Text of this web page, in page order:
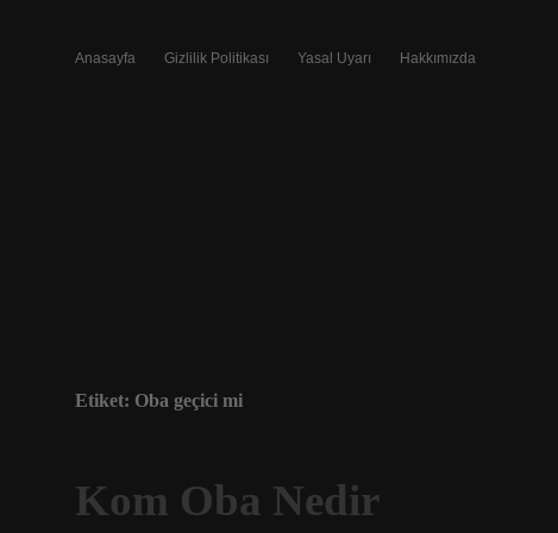
Anasayfa Gizlilik Politikası Yasal Uyarı Hakkımızda
Etiket: Oba geçici mi
Kom Oba Nedir